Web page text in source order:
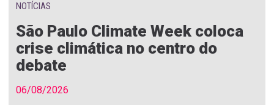
NOTÍCIAS
São Paulo Climate Week coloca
crise climática no centro do
debate
06/08/2026